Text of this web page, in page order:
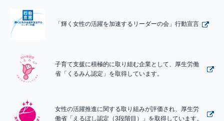
「輝く女性の活躍を加速するリーダーの会」行動宣言
子育て支援に積極的に取り組む企業として、厚生労働
省「くるみん認定」を取得しています。
女性の活躍推進に関する取り組みが評価され、厚生労
働省「えるぼし認定（3段階目）」を取得しています。